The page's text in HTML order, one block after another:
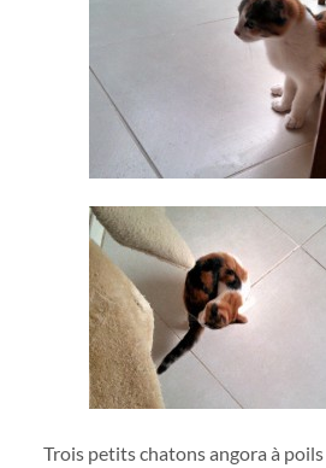
Trois petits chatons angora à